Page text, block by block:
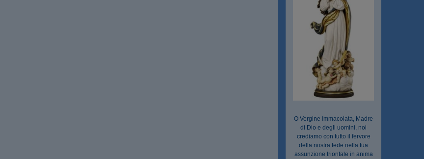
O Vergine Immacolata, Madre
di Dio e degli uomini, noi
crediamo con tutto il fervore
della nostra fede nella tua
assunzione trionfale in anima